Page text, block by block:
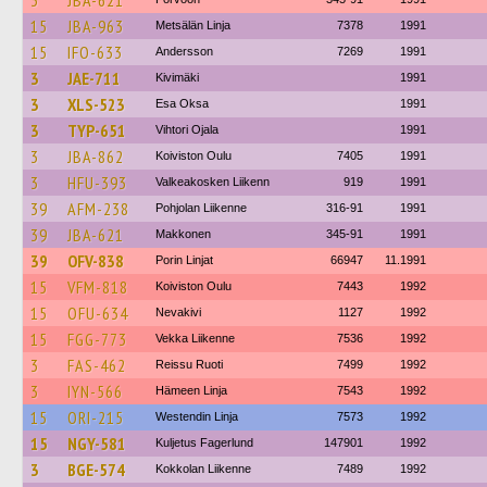
15 JBA-963 Metsälän Linja 7378 1991
15 IFO-633 Andersson 7269 1991
3 JAE-711 Kivimäki 1991
3 XLS-523 Esa Oksa 1991
3 TYP-651 Vihtori Ojala 1991
3 JBA-862 Koiviston Oulu 7405 1991
3 HFU-393 Valkeakosken Liikenn 919 1991
39 AFM-238 Pohjolan Liikenne 316-91 1991
39 JBA-621 Makkonen 345-91 1991
39 OFV-838 Porin Linjat 66947 11.1991
15 VFM-818 Koiviston Oulu 7443 1992
15 OFU-634 Nevakivi 1127 1992
15 FGG-773 Vekka Liikenne 7536 1992
3 FAS-462 Reissu Ruoti 7499 1992
3 IYN-566 Hämeen Linja 7543 1992
15 ORI-215 Westendin Linja 7573 1992
15 NGY-581 Kuljetus Fagerlund 147901 1992
3 BGE-574 Kokkolan Liikenne 7489 1992